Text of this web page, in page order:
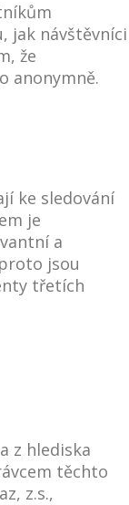
jak návštěvníci
že
anonymně.
ke sledování
je
a
jsou
třetích
z hlediska
těchto
z.s.,